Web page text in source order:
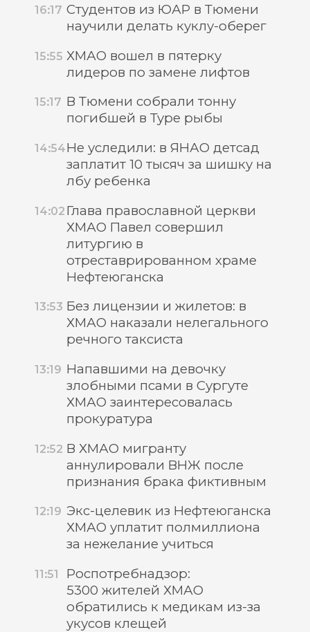
16:17 Студентов из ЮАР в Тюмени
научили делать куклу-оберег
15:55 ХМАО вошел в пятерку
лидеров по замене лифтов
15:17 В Тюмени собрали тонну
погибшей в Туре рыбы
14:54Не уследили: в ЯНАО детсад
заплатит 10 тысяч за шишку на
лбу ребенка
14:02 Глава православной церкви
ХМАО Павел совершил
литургию в
отреставрированном храме
Нефтеюганска
13:53 Без лицензии и жилетов: в
ХМАО наказали нелегального
речного таксиста
13:19 Напавшими на девочку
злобными псами в Сургуте
ХМАО заинтересовалась
прокуратура
12:52 В ХМАО мигранту
аннулировали ВНЖ после
признания брака фиктивным
12:19 Экс-целевик из Нефтеюганска
ХМАО уплатит полмиллиона
за нежелание учиться
11:51
Роспотребнадзор:
5300 жителей ХМАО
обратились к медикам из-за
укусов клещей